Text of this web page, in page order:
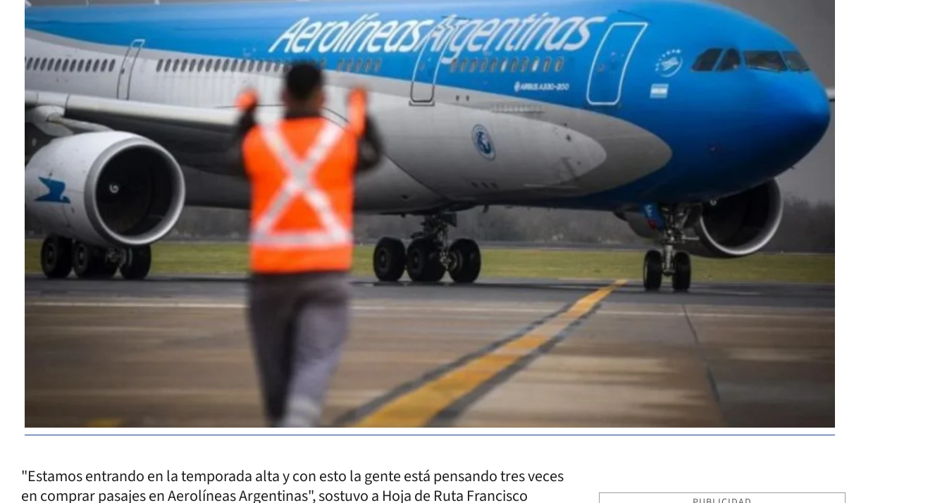
"Estamos entrando en la temporada alta y con esto la gente está pensando tres veces
en comprar pasajes en Aerolíneas Argentinas", sostuvo a Hoja de Ruta Francisco